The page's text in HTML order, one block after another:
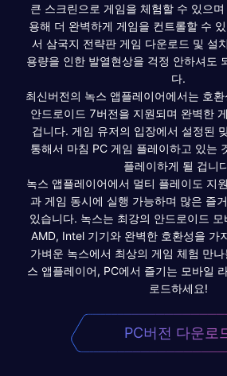
큰 스크린으로 게임을 체험할 수 있으
용해 더 완벽하게 게임을 컨트롤할 수
서 삼국지 전략판 게임 다운로드 및 설
용량을 인한 발열현상을 걱정 안하셔도
다.
최신버전의 녹스 앱플레이어에서는 호
안드로이드 7버전을 지원되며 완벽한
겁니다. 게임 유저의 입장에서 설정된
통해서 마침 PC 게임 플레이하고 있는
플레이하게 될 겁니
녹스 앱플레이어에서 멀티 플레이도 지
과 게임 동시에 실행 가능하며 많은 즐
있습니다. 녹스는 최강의 안드로이드
AMD, Intel 기기와 완벽한 호환성을 가
가벼운 녹스에서 최상의 게임 체험 만
스 앱플레이어, PC에서 즐기는 모바일
로드하세요!
PC버전 다운로